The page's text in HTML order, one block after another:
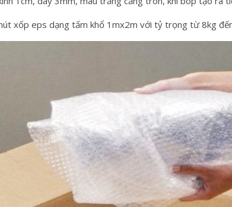
xốp eps dạng tấm khổ 1mx2m với tỷ trọng từ 8kg